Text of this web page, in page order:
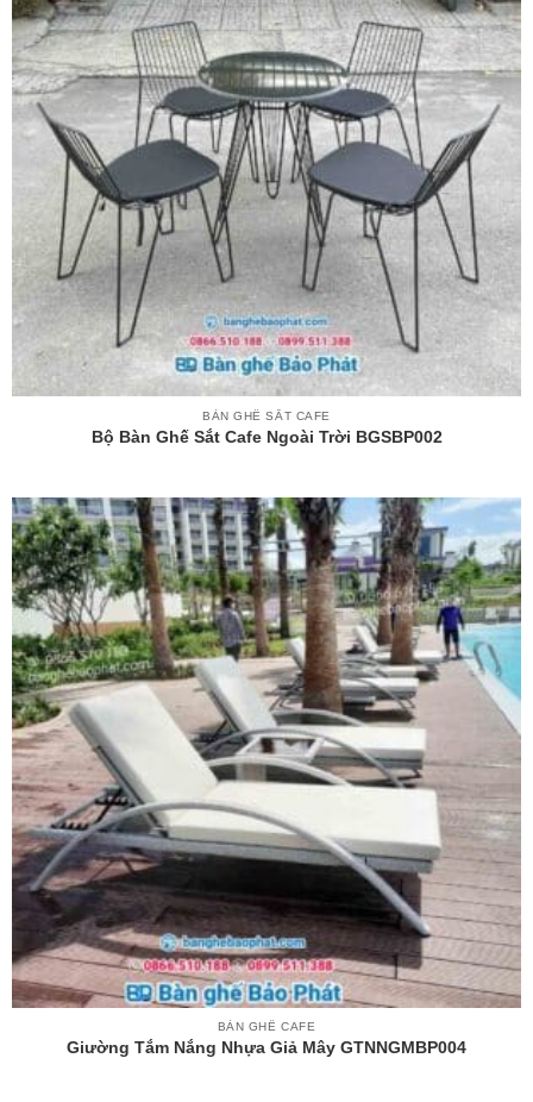
BÀN GHẾ SẮT CAFE
Bộ Bàn Ghế Sắt Cafe Ngoài Trời BGSBP002
BÀN GHẾ CAFE
Giường Tắm Nắng Nhựa Giả Mây GTNNGMBP004